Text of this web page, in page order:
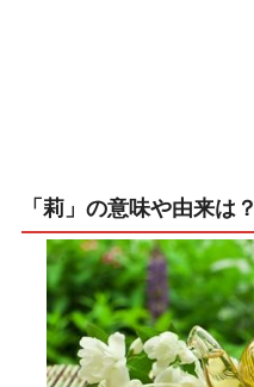
「莉」の意味や由来は？